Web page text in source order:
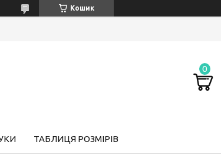
Кошик
ТАБЛИЦЯ РОЗМІРІВ